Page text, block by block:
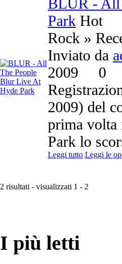
Park Hot
Rock »
Inviato da
2009 0
2009) del
prima
Park lo
Leggi tutto Leggi le
2 risultati - visualizzati 1 - 2
I più letti